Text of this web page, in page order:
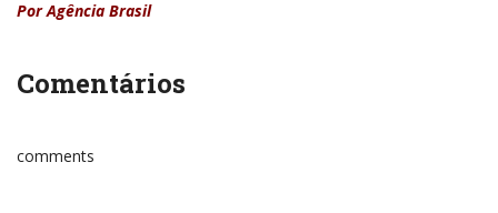
Por Agência Brasil
Comentários
comments